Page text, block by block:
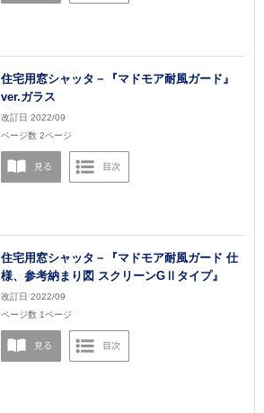
住宅用窓シャッタ－『マドモア耐風ガード』
ver.ガラス
改訂日 2022/09
ページ数 2ページ
住宅用窓シャッタ－『マドモア耐風ガード 仕
様、参考納まり図 スクリーンGⅡタイプ』
改訂日 2022/09
ページ数 1ページ